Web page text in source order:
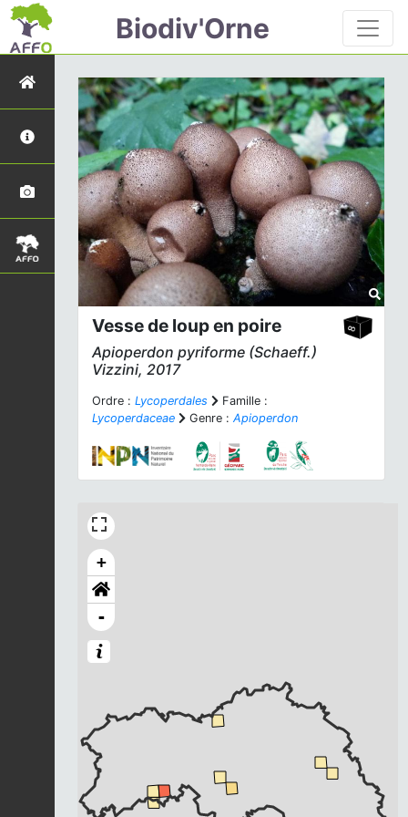
Biodiv'Orne
Vesse de loup en poire
Apioperdon pyriforme (Schaeff.)
Vizzini, 2017
Ordre : Lycoperdales
Famille :
Lycoperdaceae
Genre : Apioperdon
+
-